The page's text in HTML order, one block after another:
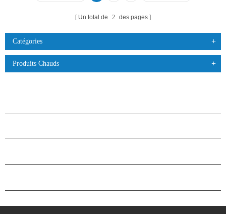
Un total de 2 des pages
Catégories
Produits Chauds